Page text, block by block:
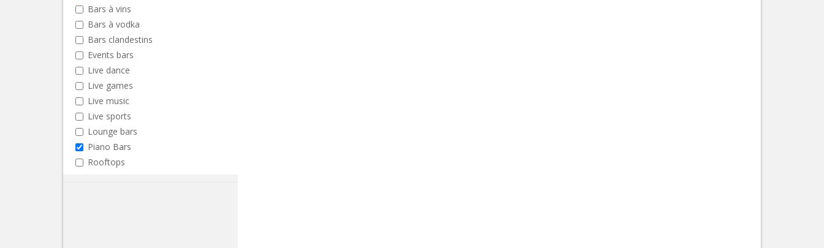
Bars à vins
Bars à vodka
Bars clandestins
Events bars
Live dance
Live games
Live music
Live sports
Lounge bars
Piano Bars
Rooftops